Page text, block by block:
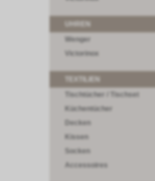
Wenger
Victorinox
Tischtücher / Tischset
Küchentücher
Decken
Kissen
Socken
Accessoires